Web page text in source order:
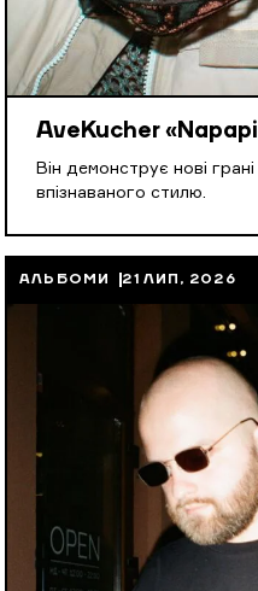
AveKucher
Він демонструє нові
впізнаваного стилю.
АЛЬБОМИ 21 ЛИП, 2026